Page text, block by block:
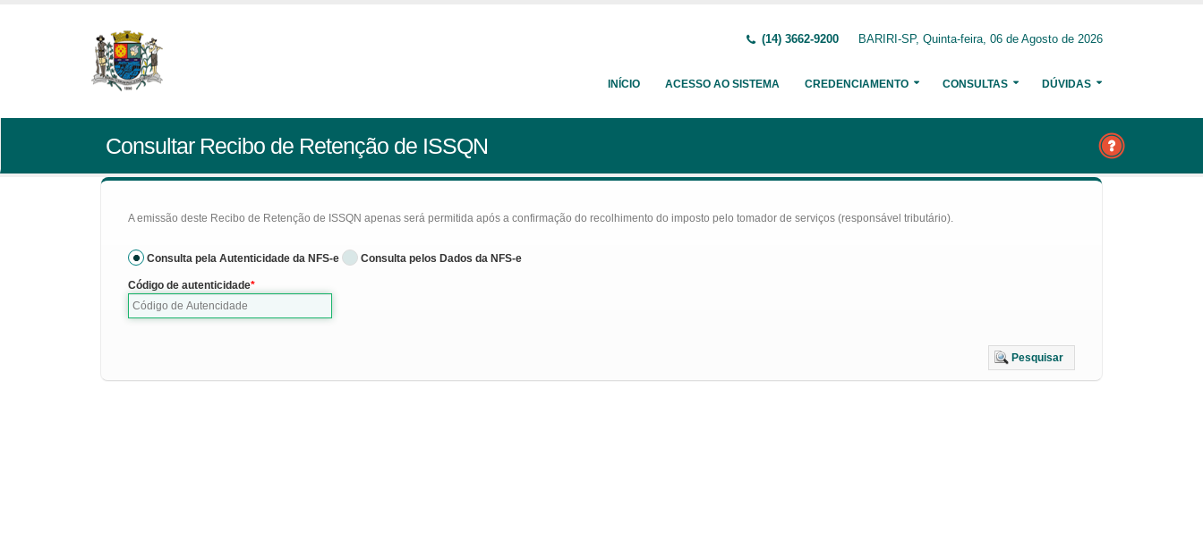
(14) 3662-9200 BARIRI-SP, Quinta-feira, 06 de Agosto de 2026
INÍCIO ACESSO AO SISTEMA CREDENCIAMENTO CONSULTAS DÚVIDAS
Consultar Recibo de Retenção de ISSQN
A emissão deste Recibo de Retenção de ISSQN apenas será permitida após a confirmação do recolhimento do imposto pelo tomador de serviços (responsável tributário).
Consulta pela Autenticidade da NFS-e Consulta pelos Dados da NFS-e
Código de autenticidade
Pesquisar